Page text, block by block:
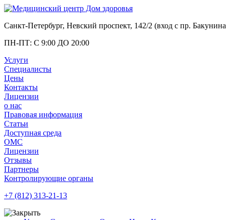
Санкт-Петербург, Невский проспект, 142/2 (вход с пр.
ПН-ПТ: С 9:00 ДО 20:00
Услуги
Специалисты
Цены
Контакты
Лицензии
о нас
Правовая информация
Статьи
Доступная среда
ОМС
Лицензии
Отзывы
Партнеры
Контролирующие органы
+7 (812) 313-21-13